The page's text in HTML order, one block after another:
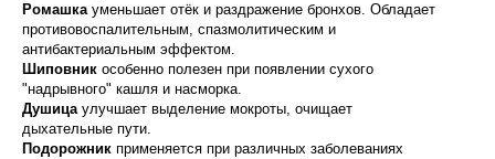
Ромашкауменьшает отёк и раздражение бронхов. Обладает
противовоспалительным, спазмолитическим и
антибактериальным эффектом.
Шиповник особенно полезен при появлении сухого
"надрывного" кашля и насморка.
Душицаулучшает выделение мокроты, очищает
дыхательные пути.
Подорожник применяется при различных заболеваниях